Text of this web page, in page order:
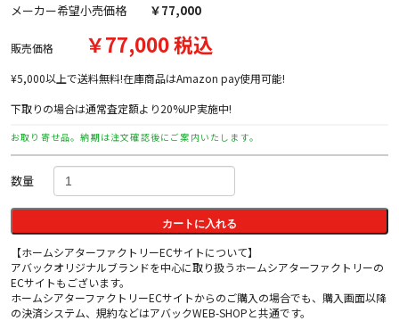
メーカー希望小売価格 ￥77,000
販売価格 ￥77,000 税込
¥5,000以上で送料無料!在庫商品はAmazon pay使用可能!
下取りの場合は通常査定額より20%UP実施中!
お取り寄せ品。納期は注文確認後にご案内いたします。
数量
カートに入れる
【ホームシアターファクトリーECサイトについて】
アバックオリジナルブランドを中心に取り扱うホームシアターファクトリーの
ECサイトもございます。
ホームシアターファクトリーECサイトからのご購入の場合でも、購入画面以降
の決済システム、規約などはアバックWEB-SHOPと共通です。